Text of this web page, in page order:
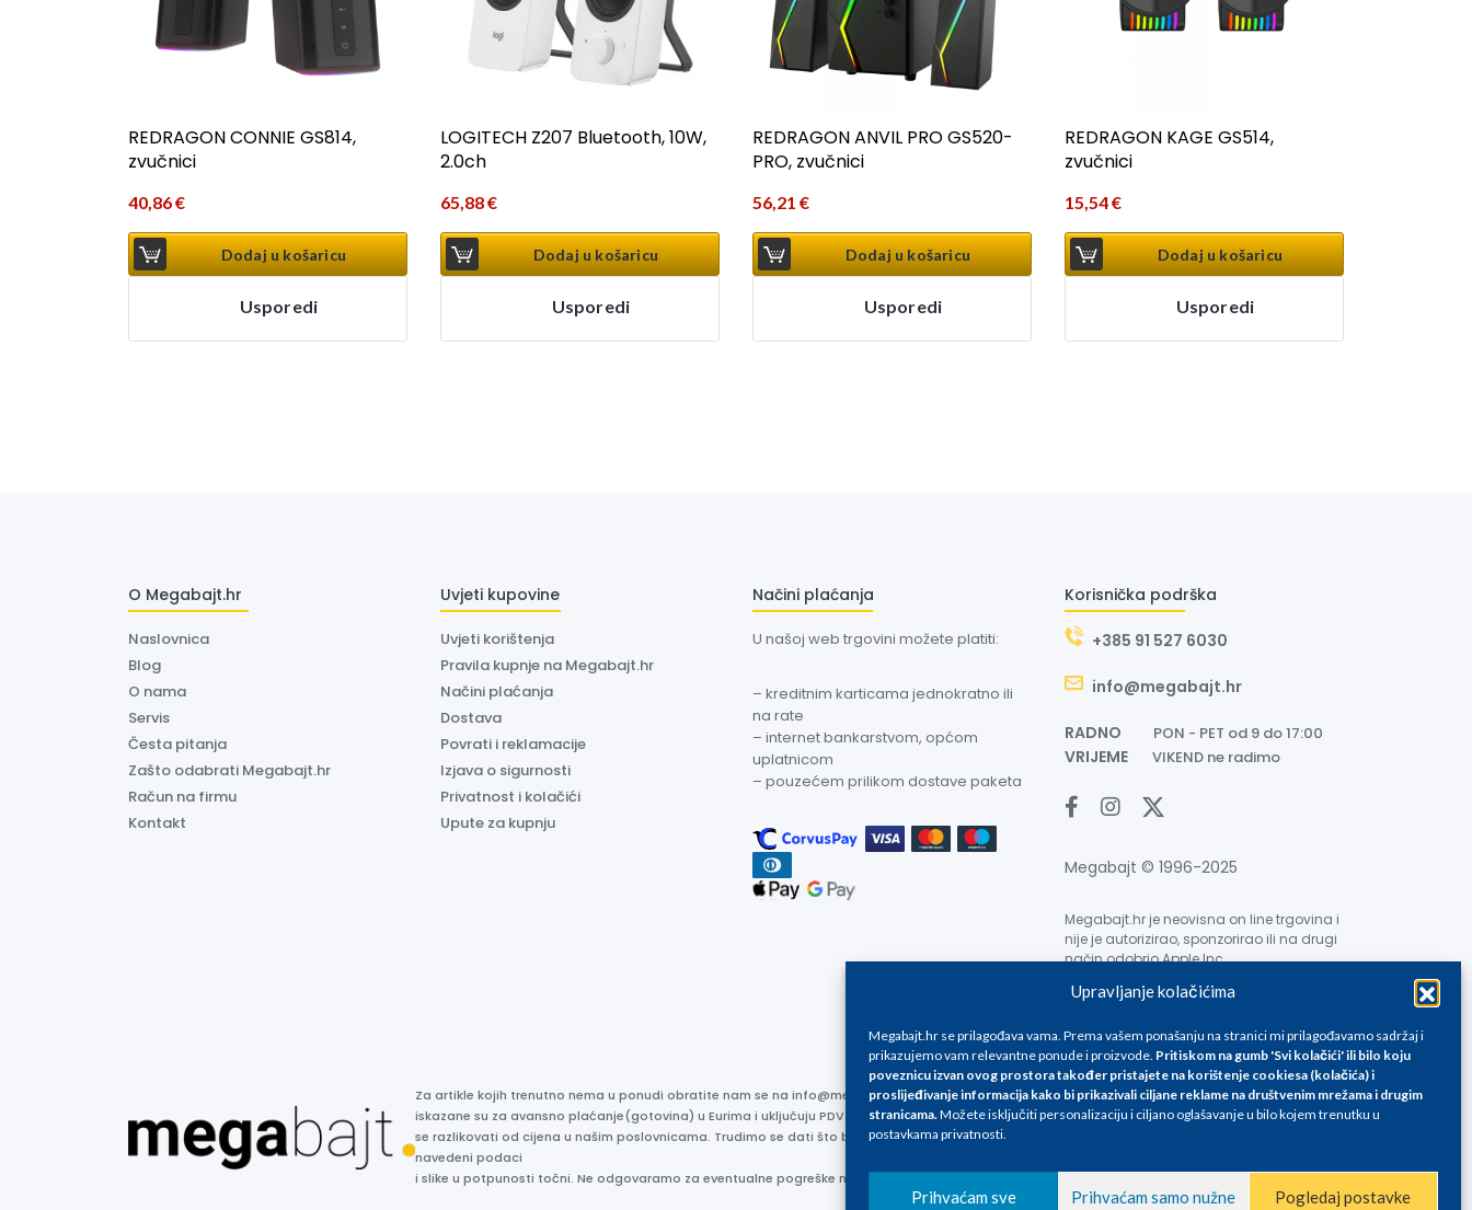
Upravljanje kolačićima
Megabajt.hr se prilagođava vama. Prema vašem ponašanju na stranici mi prilagođavamo sadržaj i
prikazujemo vam relevantne ponude i proizvode. Pritiskom na gumb 'Svi kolačići' ili bilo koju
poveznicu izvan ovog prostora također pristajete na korištenje cookiesa (kolačića) i
proslijeđivanje informacija kako bi prikazivali ciljane reklame na društvenim mrežama i drugim
stranicama.Možete isključiti personalizaciju i ciljano oglašavanje u bilo kojem trenutku u
postavkama privatnosti.
Prihvaćam sve Prihvaćam samo nužne Pogledaj postavke
REDRAGON CONNIE GS814,
zvučnici
40,86€
Dodaj u košaricu
Usporedi
LOGITECH Z207 Bluetooth, 10W,
2.0ch
65,88€
Dodaj u košaricu
Usporedi
REDRAGON ANVIL PRO GS520-
PRO, zvučnici
56,21 €
Dodaj u košaricu
Usporedi
REDRAGON KAGE GS514,
zvučnici
15,54€
Dodaj u košaricu
Usporedi
O Megabajt.hr
Naslovnica
Blog
O nama
Servis
Česta pitanja
Zašto odabrati Megabajt.hr
Račun na firmu
Kontakt
Uvjeti kupovine
Uvjeti korištenja
Pravila kupnje na Megabajt.hr
Načini plaćanja
Dostava
Povrati i reklamacije
Izjava o sigurnosti
Privatnost i kolačići
Upute za kupnju
Načini plaćanja
U našoj web trgovini možete platiti:
– kreditnim karticama jednokratno ili
na rate
– internet bankarstvom, općom
uplatnicom
– pouzećem prilikom dostave paketa
Korisnička podrška
+385 91 527 6030
info@megabajt.hr
RADNO PON - PET od 9 do 17:00
VRIJEME VIKEND ne radimo
Megabajt © 1996-2025
Megabajt.hr je neovisna on line trgovina i
nije je autorizirao, sponzorirao ili na drugi
način odobrio Apple Inc.
Za artikle kojih trenutno nema u ponudi obratite nam se na info@megabajt.hr. Sve cijene su informativnog karaktera i podložne su promjenama, a
iskazane su za avansno plaćanje(gotovina) u Eurima i uključuju PDV. Sve cijene su iskazane isključivo za kupovinu putem webshop-a i mogu
se razlikovati od cijena u našim poslovnicama. Trudimo se dati što bolji i točniji opis i sliku. Unatoč tome, ne možemo garantirati da su svi
navedeni podaci
i slike u potpunosti točni. Ne odgovaramo za eventualne pogreške nastale u opisu proizvoda, greške prilikom štampanja te promjene cijena.